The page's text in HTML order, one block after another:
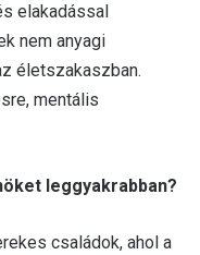
elakadással
nem anyagi
életszakaszban.
mentális
leggyakrabban?
családok, ahol a